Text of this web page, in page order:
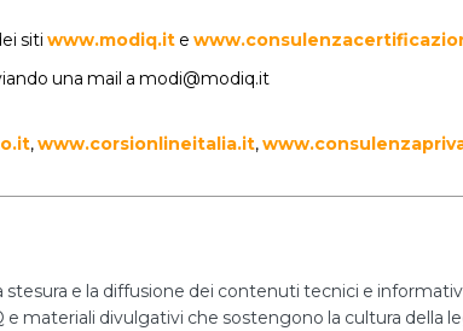
siti www.modiq.it e
una mail a modi@modiq.it
,www.corsionlineitalia.it,
e la diffusione dei contenuti tecnici e
materiali divulgativi che sostengono la cultura della